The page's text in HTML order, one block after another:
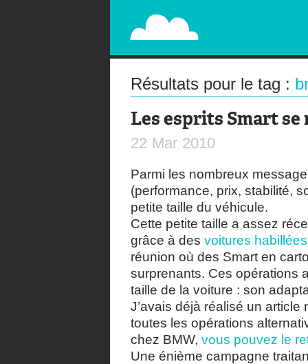
PAPERPLANE
STREET, AMBIENT, GUÉRILLA MARKETING
Résultats pour le tag :
Les esprits Smart
22 Mar 2010
Parmi les nombreux
(performance, prix, stabilité,
petite taille du véhicule.
Cette petite taille a assez
grâce à des voitures
réunion où des Smart en
surprenants. Ces opérations
taille de la voiture : son
J’avais déjà réalisé un
toutes les opérations
chez BMW, vous pouvez le
Une énième campagne